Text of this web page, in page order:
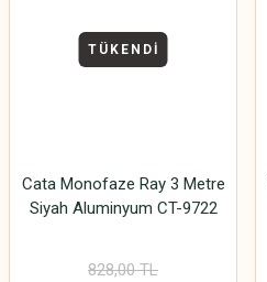
TÜKENDİ
Cata Monofaze Ray 3 Metre
Siyah Aluminyum CT-9722
828,00 TL